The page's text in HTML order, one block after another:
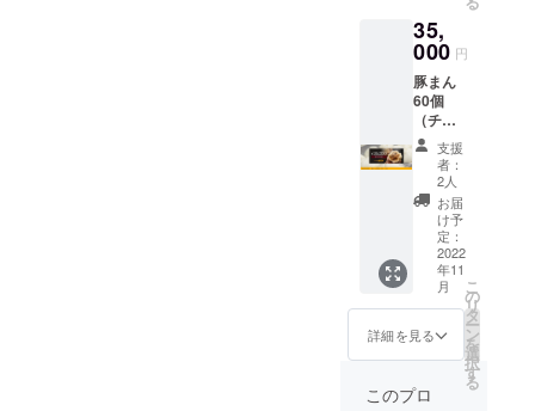
35,
000 円
豚まん
60個
（チ
ケッ
ト）、
感謝状
※チケッ
トの有
効期限
は、
2022年
11月〜
2023年
5月まで
の半年
りま
支援
者：
2人
お届
け予
定：
2022
年11
月
詳細を見る
こ
の
リ
タ
ー
ン
を
選
択
す
る
このプロ